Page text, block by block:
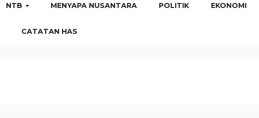
NTB MENYAPA NUSANTARA POLITIK EKONOMI
CATATAN HAS